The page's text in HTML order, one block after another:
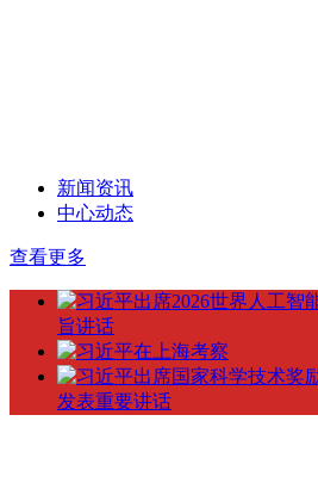
新闻资讯
中心动态
查看更多